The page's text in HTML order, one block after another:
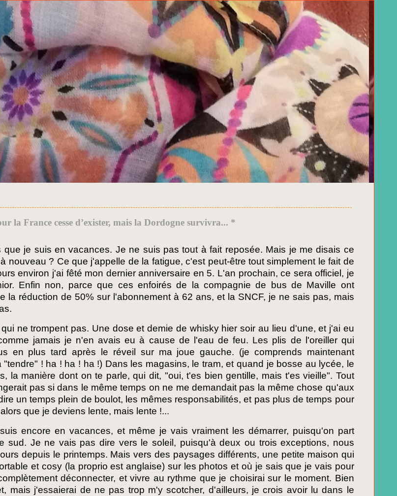
la France cesse d’exister, mais la Dordogne survivra... *
que je suis en vacances. Je ne suis pas tout à fait reposée. Mais je me disais ce
nouveau ? Ce que j'appelle de la fatigue, c'est peut-être tout simplement le fait de
environ j'ai fêté mon dernier anniversaire en 5. L'an prochain, ce sera officiel, je
Enfin non, parce que ces enfoirés de la compagnie de bus de Maville ont
la réduction de 50% sur l'abonnement à 62 ans, et la SNCF, je ne sais pas, mais
ne trompent pas. Une dose et demie de whisky hier soir au lieu d'une, et j'ai eu
jamais je n'en avais eu à cause de l'eau de feu. Les plis de l'oreiller qui
en plus tard après le réveil sur ma joue gauche. (je comprends maintenant
"tendre" ! ha ! ha ! ha !) Dans les magasins, le tram, et quand je bosse au lycée, le
la manière dont on te parle, qui dit, "oui, t'es bien gentille, mais t'es vieille". Tout
pas si dans le même temps on ne me demandait pas la même chose qu'aux
un temps plein de boulot, les mêmes responsabilités, et pas plus de temps pour
que je deviens lente, mais lente !...
encore en vacances, et même je vais vraiment les démarrer, puisqu'on part
sud. Je ne vais pas dire vers le soleil, puisqu'à deux ou trois exceptions, nous
depuis le printemps. Mais vers des paysages différents, une petite maison qui
et cosy (la proprio est anglaise) sur les photos et où je sais que je vais pour
déconnecter, et vivre au rythme que je choisirai sur le moment. Bien
mais j'essaierai de ne pas trop m'y scotcher, d'ailleurs, je crois avoir lu dans le